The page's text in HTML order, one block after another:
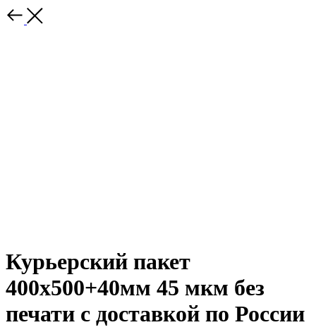
Курьерский пакет
400х500+40мм 45 мкм без
печати с доставкой по России